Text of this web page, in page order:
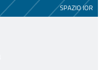
SPAZIO IOR